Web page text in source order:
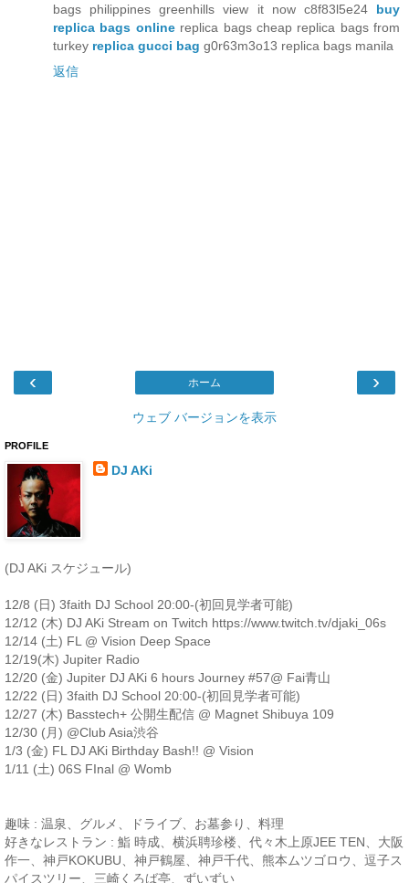
bags philippines greenhills view it now c8f83l5e24 buy
replica bags onlinereplica bags cheap replica bags from
turkey replica gucci bag g0r63m3o13 replica bags manila
返信
‹ ›
ホーム
ウェブ バージョンを表示
PROFILE
DJ AKi
(DJ AKi スケジュール)
12/8 (日) 3faith DJ School 20:00-(初回見学者可能)
12/12 (木) DJ AKi Stream on Twitch https://www.twitch.tv/djaki_06s
12/14 (土) FL @ Vision Deep Space
12/19(木) Jupiter Radio
12/20 (金) Jupiter DJ AKi 6 hours Journey #57@ Fai青山
12/22 (日) 3faith DJ School 20:00-(初回見学者可能)
12/27 (木) Basstech+ 公開生配信 @ Magnet Shibuya 109
12/30 (月) @Club Asia渋谷
1/3 (金) FL DJ AKi Birthday Bash!! @ Vision
1/11 (土) 06S FInal @ Womb
趣味 : 温泉、グルメ、ドライブ、お墓参り、料理
好きなレストラン : 鮨 時成、横浜聘珍楼、代々木上原JEE TEN、大阪
作一、神戸KOKUBU、神戸鶴屋、神戸千代、熊本ムツゴロウ、逗子ス
パイスツリー、三崎くろば亭、ずいずい